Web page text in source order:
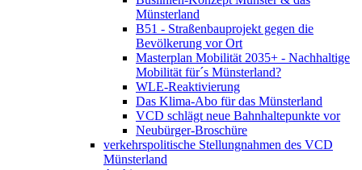
Münsterland
B51 - Straßenbauprojekt gegen die
Bevölkerung vor Ort
Masterplan Mobilität 2035+ - Nachhaltige
Mobilität für´s Münsterland?
WLE-Reaktivierung
Das Klima-Abo für das Münsterland
VCD schlägt neue Bahnhaltepunkte vor
Neubürger-Broschüre
verkehrspolitische Stellungnahmen des VCD
Münsterland